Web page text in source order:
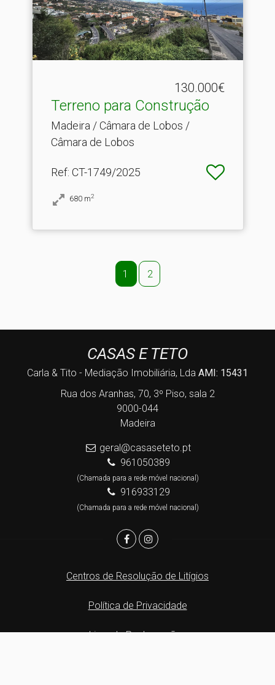
130.000€
Terreno para Construção
Madeira / Câmara de Lobos /
Câmara de Lobos
Ref: CT-1749/2025
680 m2
1 2
CASAS E TETO
Carla & Tito - Mediação Imobiliária, Lda AMI: 15431
Rua dos Aranhas, 70, 3º Piso, sala 2
9000-044
Madeira
geral@casaseteto.pt
961050389
(Chamada para a rede móvel nacional)
916933129
(Chamada para a rede móvel nacional)
Centros de Resolução de Litígios
Política de Privacidade
Livro de Reclamações